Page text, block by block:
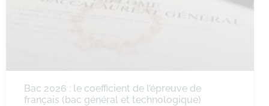
Bac 2026 : le coefficient de l’épreuve de
français (bac général et technologique)